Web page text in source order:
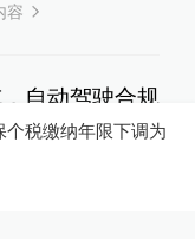
容
自动驾驶合规
税缴纳年限下调为